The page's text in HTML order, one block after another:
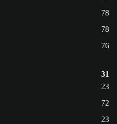
78
78
76
31
23
72
23